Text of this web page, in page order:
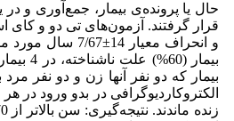
حال یا پرونده‌ی بیمار، جمع‌آوری و